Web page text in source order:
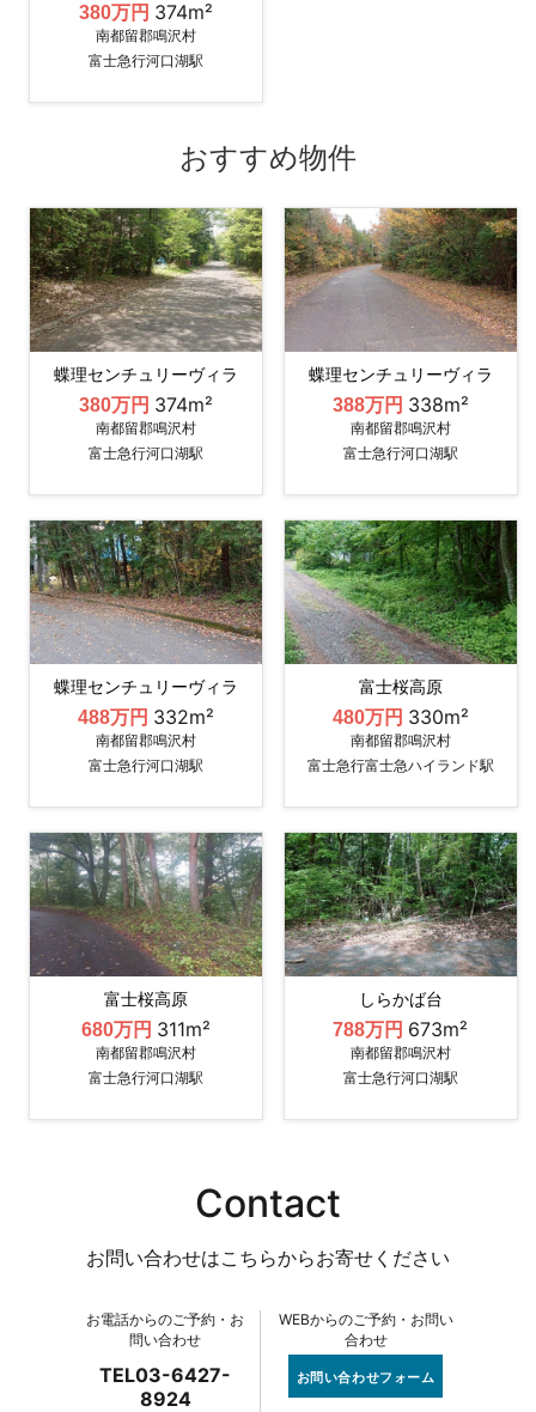
380万円 374m²
南都留郡鳴沢村
富士急行河口湖駅
おすすめ物件
蝶理センチュリーヴィラ
380万円 374m²
南都留郡鳴沢村
富士急行河口湖駅
蝶理センチュリーヴィラ
388万円 338m²
南都留郡鳴沢村
富士急行河口湖駅
蝶理センチュリーヴィラ
488万円 332m²
南都留郡鳴沢村
富士急行河口湖駅
富士桜高原
480万円 330m²
南都留郡鳴沢村
富士急行富士急ハイランド駅
富士桜高原
680万円 311m²
南都留郡鳴沢村
富士急行河口湖駅
しらかば台
788万円 673m²
南都留郡鳴沢村
富士急行河口湖駅
Contact
お問い合わせはこちらからお寄せください
お電話からのご予約・お
問い合わせ
TEL03-6427-
8924
WEBからのご予約・お問い
合わせ
お問い合わせフォーム